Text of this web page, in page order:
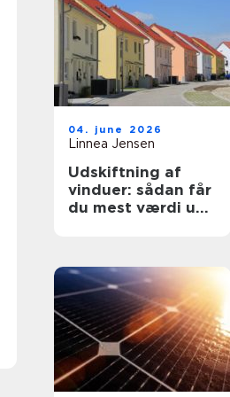
04. june 2026
Linnea Jensen
Udskiftning af
vinduer: sådan får
du mest værdi ud